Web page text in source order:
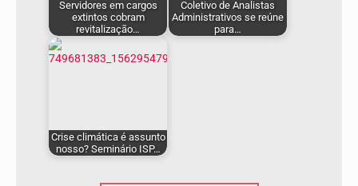
Servidores em cargos
extintos cobram
revitalização…
Coletivo de Analistas
Administrativos se reúne
para…
Crise climática é assunto
nosso? Seminário ISP…